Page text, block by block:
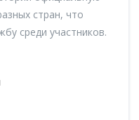
стран, что
среди участников.